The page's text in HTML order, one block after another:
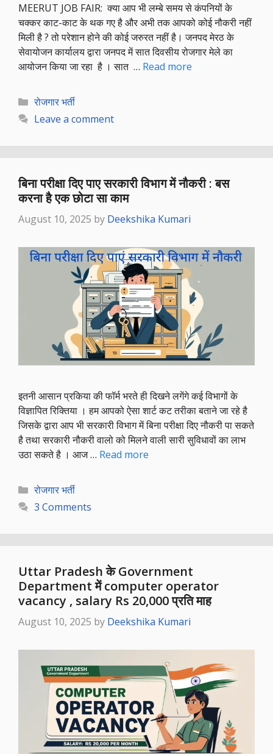
MEERUT JOB FAIR: क्या आप भी लम्बे समय से कंपनियों के
चक्कर काट-काट के थक गए है और अभी तक आपको कोई नौकरी नहीं
मिली है ? तो परेशान होने की कोई जरुरत नहीं है। जनपद मेरठ के
सेवायोजन कार्यालय द्वारा जनपद में सात दिवसीय रोजगार मेले का
आयोजन किया जा रहा है । सात … Read more
Categories
रोजगार भर्ती
Leave a comment
बिना परीक्षा दिए पाए सरकारी विभाग में नौकरी : बस
करना है एक छोटा सा काम
August 10, 2025 by Deekshika Kumari
इतनी आसान प्रकिया की फॉर्म भरते ही दिखने लगेंगे कई विभागों के
विज्ञापित रिक्तिया । हम आपको ऐसा शार्ट कट तरीका बताने जा रहे है
जिसके द्वारा आप भी सरकारी विभाग में बिना परीक्षा दिए नौकरी पा सकते
है तथा सरकारी नौकरी वालो को मिलने वाली सारी सुविधावों का लाभ
उठा सकते है । आज … Read more
Categories
रोजगार भर्ती
3 Comments
Uttar Pradesh के Government
Department में computer operator
vacancy , salary Rs 20,000 प्रति माह
August 10, 2025 by Deekshika Kumari